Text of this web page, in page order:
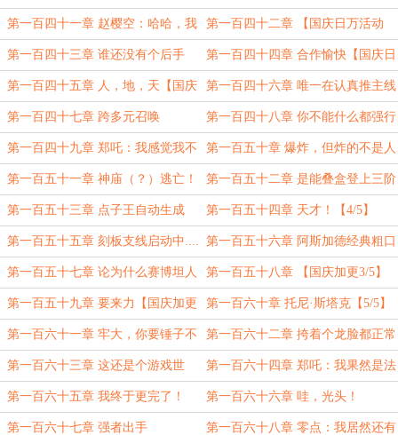
【国庆日万2/5】 5/5】
第一百四十一章 赵樱空：哈哈，我
的家庭关系太有意思辣！【1/5】
第一百四十二章 【国庆日万活动
2/5，求月票】
第一百四十三章 谁还没有个后手
了？【国庆日万3/5】
第一百四十四章 合作愉快【国庆日
万4/5】
第一百四十五章 人，地，天【国庆
日万5/5】
第一百四十六章 唯一在认真推主线
的男人【国庆日万1/5】
第一百四十七章 跨多元召唤
【2/5】
第一百四十八章 你不能什么都强行
压一头吧？【3/5】
第一百四十九章 郑吒：我感觉我不
太对劲【4/5】
第一百五十章 爆炸，但炸的不是人
【5/5】
第一百五十一章 神庙（？）逃亡！
【国庆加更1/5】
第一百五十二章 是能叠盒登上三阶
的异形进化体啊！【国庆加更2/5】
第一百五十三章 点子王自动生成
中......【3/5】
第一百五十四章 天才！【4/5】
第一百五十五章 刻板支线启动中....
【5/5】
第一百五十六章 阿斯加德经典粗口
【国庆加更1/5】
第一百五十七章 论为什么赛博坦人
不能在漫威宇宙变身【国庆加更
2/5】
第一百五十八章 【国庆加更3/5】
第一百五十九章 要来力【国庆加更
4/5】
第一百六十章 托尼·斯塔克【5/5】
第一百六十一章 牢大，你要锤子不
要？【1/5】
第一百六十二章 挎着个龙脸都正常
啊！【2/5】
第一百六十三章 这还是个游戏世
界！【3/5】
第一百六十四章 郑吒：我果然是法
师的料子【4/5】
第一百六十五章 我终于更完了！
【5/5】
第一百六十六章 哇，光头！
第一百六十七章 强者出手 第一百六十八章 零点：我居然还有